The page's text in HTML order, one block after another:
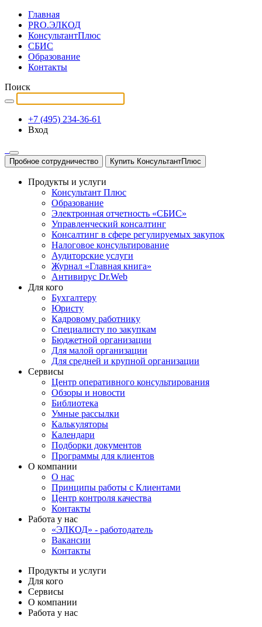
Главная
PRO.ЭЛКОД
КонсультантПлюс
СБИС
Образование
Контакты
Поиск
+7 (495) 234-36-61
Вход
Пробное сотрудничество Купить КонсультантПлюс
Продукты и услуги
Консультант Плюс
Образование
Электронная отчетность «СБИС»
Управленческий консалтинг
Консалтинг в сфере регулируемых закупок
Налоговое консультирование
Аудиторские услуги
Журнал «Главная книга»
Антивирус Dr.Web
Для кого
Бухгалтеру
Юристу
Кадровому работнику
Специалисту по закупкам
Бюджетной организации
Для малой организации
Для средней и крупной организации
Сервисы
Центр оперативного консультирования
Обзоры и новости
Библиотека
Умные рассылки
Калькуляторы
Календари
Подборки документов
Программы для клиентов
О компании
О нас
Принципы работы с Клиентами
Центр контроля качества
Контакты
Работа у нас
«ЭЛКОД» - работодатель
Вакансии
Контакты
Продукты и услуги
Для кого
Сервисы
О компании
Работа у нас